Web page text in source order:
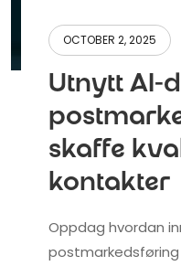
OCTOBER 2, 2025
Utnytt AI-
skaffe
kontakter
Oppdag hvordan